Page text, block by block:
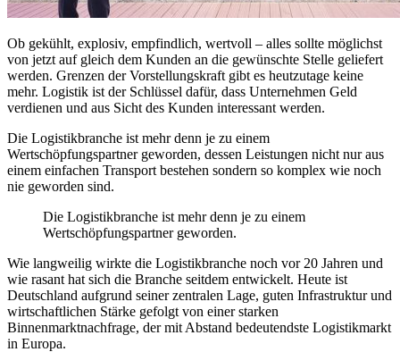
Ob gekühlt, explosiv, empfindlich, wertvoll – alles sollte möglichst
von jetzt auf gleich dem Kunden an die gewünschte Stelle geliefert
werden. Grenzen der Vorstellungskraft gibt es heutzutage keine
mehr. Logistik ist der Schlüssel dafür, dass Unternehmen Geld
verdienen und aus Sicht des Kunden interessant werden.
Die Logistikbranche ist mehr denn je zu einem
Wertschöpfungspartner geworden, dessen Leistungen nicht nur aus
einem einfachen Transport bestehen sondern so komplex wie noch
nie geworden sind.
Die Logistikbranche ist mehr denn je zu einem
Wertschöpfungspartner geworden.
Wie langweilig wirkte die Logistikbranche noch vor 20 Jahren und
wie rasant hat sich die Branche seitdem entwickelt. Heute ist
Deutschland aufgrund seiner zentralen Lage, guten Infrastruktur und
wirtschaftlichen Stärke gefolgt von einer starken
Binnenmarktnachfrage, der mit Abstand bedeutendste Logistikmarkt
in Europa.